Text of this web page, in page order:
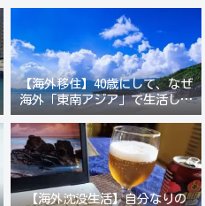
【海外移住】40歳にして、なぜ
海外「東南アジア」で生活しよ
うと思ったのか？
【海外沈没生活】自分なりの